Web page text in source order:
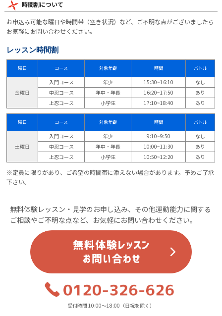
時間割について
お申込み可能な曜日や時間帯（空き状況）など、ご不明な点がございましたら
お気軽にお問い合わせください。
レッスン時間割
曜日 コース 対象年齢 時間 バトル
金曜日
入門コース 年少 15:30~16:10
なし
中忍コース
年中・年長 16:20~17:50
あり
上忍コース
小学生 17:10~18:40 あり
曜日 コース 対象年齢 時間 バトル
土曜日
入門コース 年少 9:10~9:50
なし
中忍コース
年中・年長 10:00~11:30
あり
上忍コース
小学生 10:50~12:20 あり
※定員に限りがあり、ご希望の時間帯に添えない場合があります。予めご了承
下さい。
無料体験レッスン・見学のお申し込み、その他運動能力に関する
ご相談やご不明な点など、お気軽にお問い合わせください。
受付時間 10:00～18:00（日祝を除く）